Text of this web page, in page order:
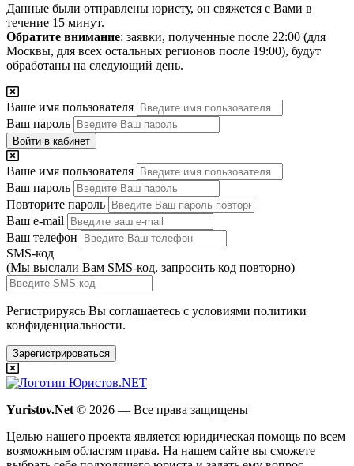
Данные были отправлены юристу, он свяжется с Вами в
течение 15 минут.
Обратите внимание: заявки, полученные после 22:00 (для
Москвы, для всех остальных регионов после 19:00), будут
обработаны на следующий день.
Ваше имя пользователя
Ваш пароль
Войти в кабинет
Ваше имя пользователя
Ваш пароль
Повторите пароль
Ваш e-mail
Ваш телефон
SMS-код
(Мы выслали Вам SMS-код, запросить код повторно)
Регистрируясь Вы соглашаетесь с условиями политики
конфиденциальности.
Зарегистрироваться
Yuristov.Net © 2026 — Все права защищены
Целью нашего проекта является юридическая помощь по всем
возможным областям права. На нашем сайте вы сможете